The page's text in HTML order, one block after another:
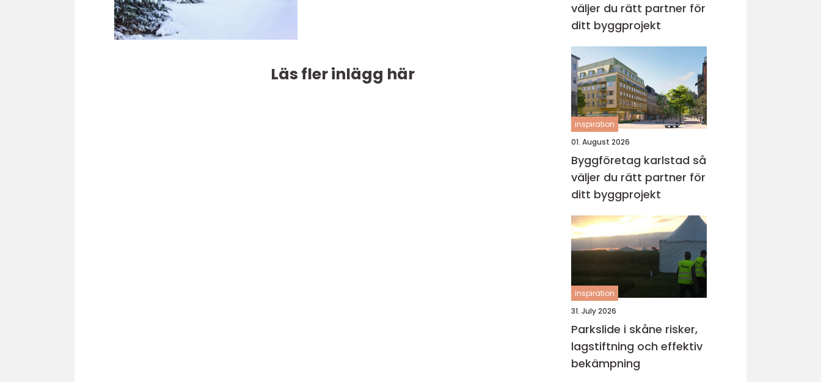
Läs fler inlägg här
väljer du rätt partner för
ditt byggprojekt
inspiration
01. August 2026
Byggföretag karlstad så
väljer du rätt partner för
ditt byggprojekt
inspiration
31. July 2026
Parkslide i skåne risker,
lagstiftning och effektiv
bekämpning